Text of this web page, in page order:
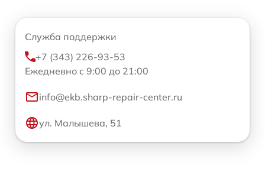
Служба поддержки
+7 (343) 226-93-53
Ежедневно с 9:00 до 21:00
info@ekb.sharp-repair-center.ru
ул. Малышева, 51